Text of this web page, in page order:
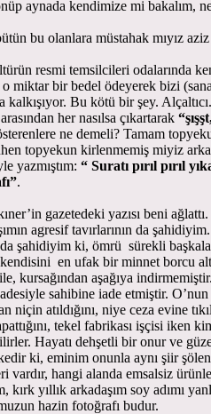
aynada kendimize mi bakalım,
bu olanlara müstahak mıyız
resmi temsilcileri odalarında
miktar bir bedel ödeyerek bizi
kalkışıyor. Bu kötü bir şey.
her nasılsa çıkartarak
ne demeli? Tamam
topyekun kirlenmemiş miyiz
yazmıştım: “ Suratı pırıl pırıl
.
gazetedeki yazısı beni
agresif tavırlarının da
şahidiyim ki, ömrü sürekli
kendisini en ufak bir minnet borcu
kursağından aşağıya
sahibine iade etmiştir. O’nun
niçin atıldığını, niye ceza evine
tekel fabrikası işçisi iken
Hayatı dehşetli bir onur ve
ki, eminim onunla aynı şiir
vardır, hangi alanda emsalsiz
kırk yıllık arkadaşım soy adımı
hazin fotoğrafı budur.